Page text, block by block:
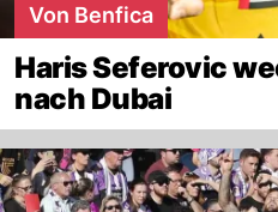
Von Benfica
Haris Seferovic
nach Dubai